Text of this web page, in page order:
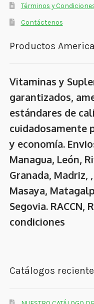
Términos y
Contáctenos
Productos
Vitaminas y
garantizados,
estándares de
cuidadosamente
y economía.
Managua, León,
Granada, Madriz,
Masaya,
Segovia. RACCN,
condiciones
Catálogos